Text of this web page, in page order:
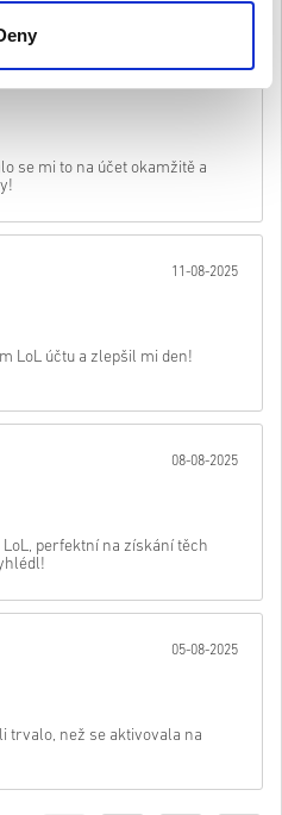
postupuj podle kroků níže 👇
DLC – Abyste mohli hrát
Poslat
se mi to na účet okamžitě a
11-08-2025
LoL účtu a zlepšil mi den!
08-08-2025
perfektní na získání těch
05-08-2025
trvalo, než se aktivovala na